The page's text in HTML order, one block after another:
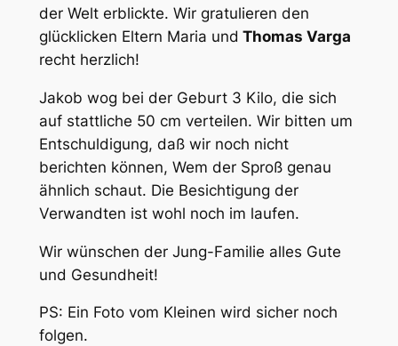
der Welt erblickte. Wir gratulieren den
glücklicken Eltern Maria und Thomas Varga
recht herzlich!
Jakob wog bei der Geburt 3 Kilo, die sich
auf stattliche 50 cm verteilen. Wir bitten um
Entschuldigung, daß wir noch nicht
berichten können, Wem der Sproß genau
ähnlich schaut. Die Besichtigung der
Verwandten ist wohl noch im laufen.
Wir wünschen der Jung-Familie alles Gute
und Gesundheit!
PS: Ein Foto vom Kleinen wird sicher noch
folgen.